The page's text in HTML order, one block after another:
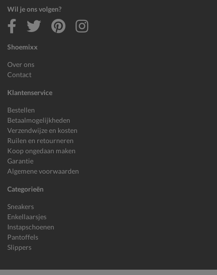
Shoemixx
Over ons
Contact
Klantenservice
Bestellen
Betaalmogelijkheden
Verzendwijze en kosten
Ruilen en retourneren
Koop ongedaan maken
Garantie
Algemene voorwaarden
Categorieën
Sneakers
Enkellaarsjes
Instapschoenen
Pantoffels
Slippers
Wil je ons volgen?